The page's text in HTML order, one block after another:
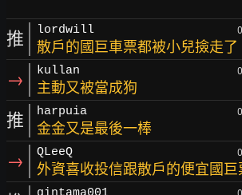
推 lordwill
散戶的國巨車票都被小兒撿走了
→ kullan
主動又被當成狗
推 harpuia
金金又是最後一棒
→ QLeeQ
外資喜收投信跟散戶的便宜國巨